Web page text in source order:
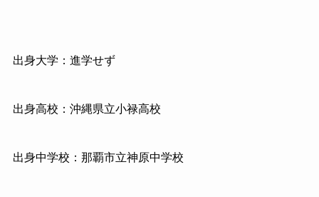
出身大学：進学せず
出身高校：沖縄県立小禄高校
出身中学校：那覇市立神原中学校